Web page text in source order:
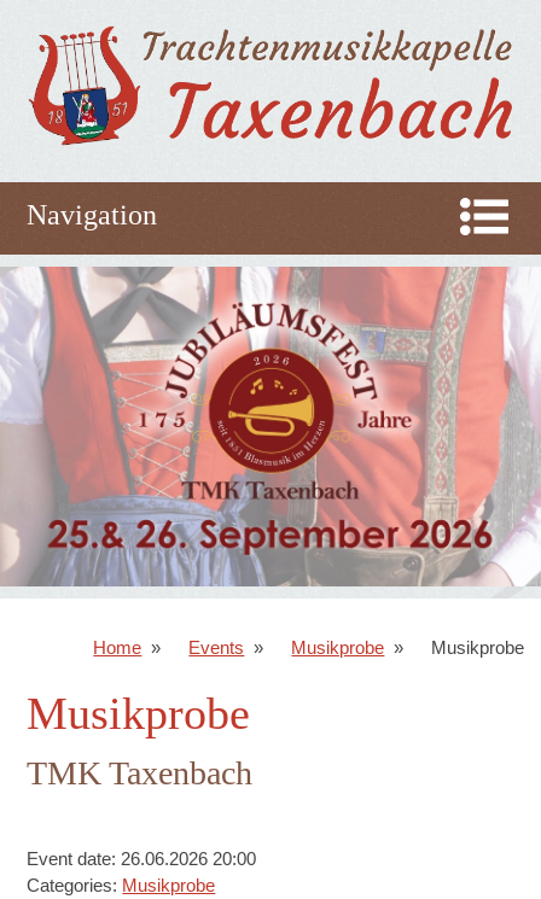
Home Events Musikprobe Musikprobe
Musikprobe
TMK Taxenbach
Event date: 26.06.2026 20:00
Categories: Musikprobe